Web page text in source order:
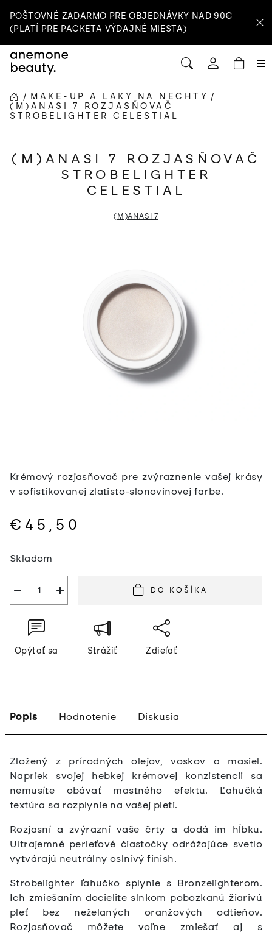
na
obsah
POŠTOVNÉ ZADARMO PRE OBJEDNÁVKY NAD 90€
(PLATÍ PRE PACKETA VÝDAJNÉ MIESTA)
HĽADAŤ
Prihlásenie
DOMOV
/ MAKE-UP A LAKY NA NECHTY /
(M)ANASI 7 ROZJASŇOVAČ
STROBELIGHTER CELESTIAL
Krémový rozjasňovač pre zvýraznenie vašej krásy
v sofistikovanej zlatisto-slonovinovej farbe.
€45,50
cena:
Skladom
+
− DO KOŠÍKA
Opýtať sa Strážiť Zdieľať
(M)ANASI 7 ROZJASŇOVAČ
STROBELIGHTER
CELESTIAL
(M)ANASI 7
Popis Hodnotenie Diskusia
Zložený z prírodných olejov, voskov a masiel.
Napriek svojej hebkej krémovej konzistencii sa
nemusíte obávať mastného efektu. Ľahučká
textúra sa rozplynie na vašej pleti.
Rozjasní a zvýrazní vaše črty a dodá im hĺbku.
Ultrajemné perleťové čiastočky odrážajúce svetlo
vytvárajú neutrálny oslnivý finish.
Strobelighter ľahučko splynie s Bronzelighterom.
Ich zmiešaním docielite slnkom pobozkanú žiarivú
pleť bez neželaných oranžových odtieňov.
Rozjasňovač môžete voľne zmiešať aj s